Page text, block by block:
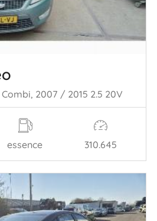
2007 / 2015 2.5 20V
essence 310.645